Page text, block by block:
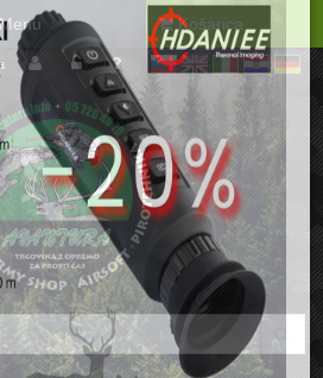
Košarica
sl en it de